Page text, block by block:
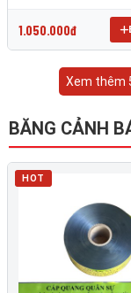
1.050.000đ
Xem thêm
BĂNG CẢNH
HOT